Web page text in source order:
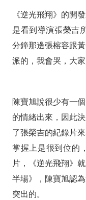
《逆光飛翔》的開
是看到導演張榮吉
分鐘那邊張榕容跟
派的，我會哭，大家
陳寶旭說很少有一
的情緒出來，因此
了張榮吉的紀錄片
掌握上是很到位的
片，《逆光飛翔》
半場》，陳寶旭認
突出的。